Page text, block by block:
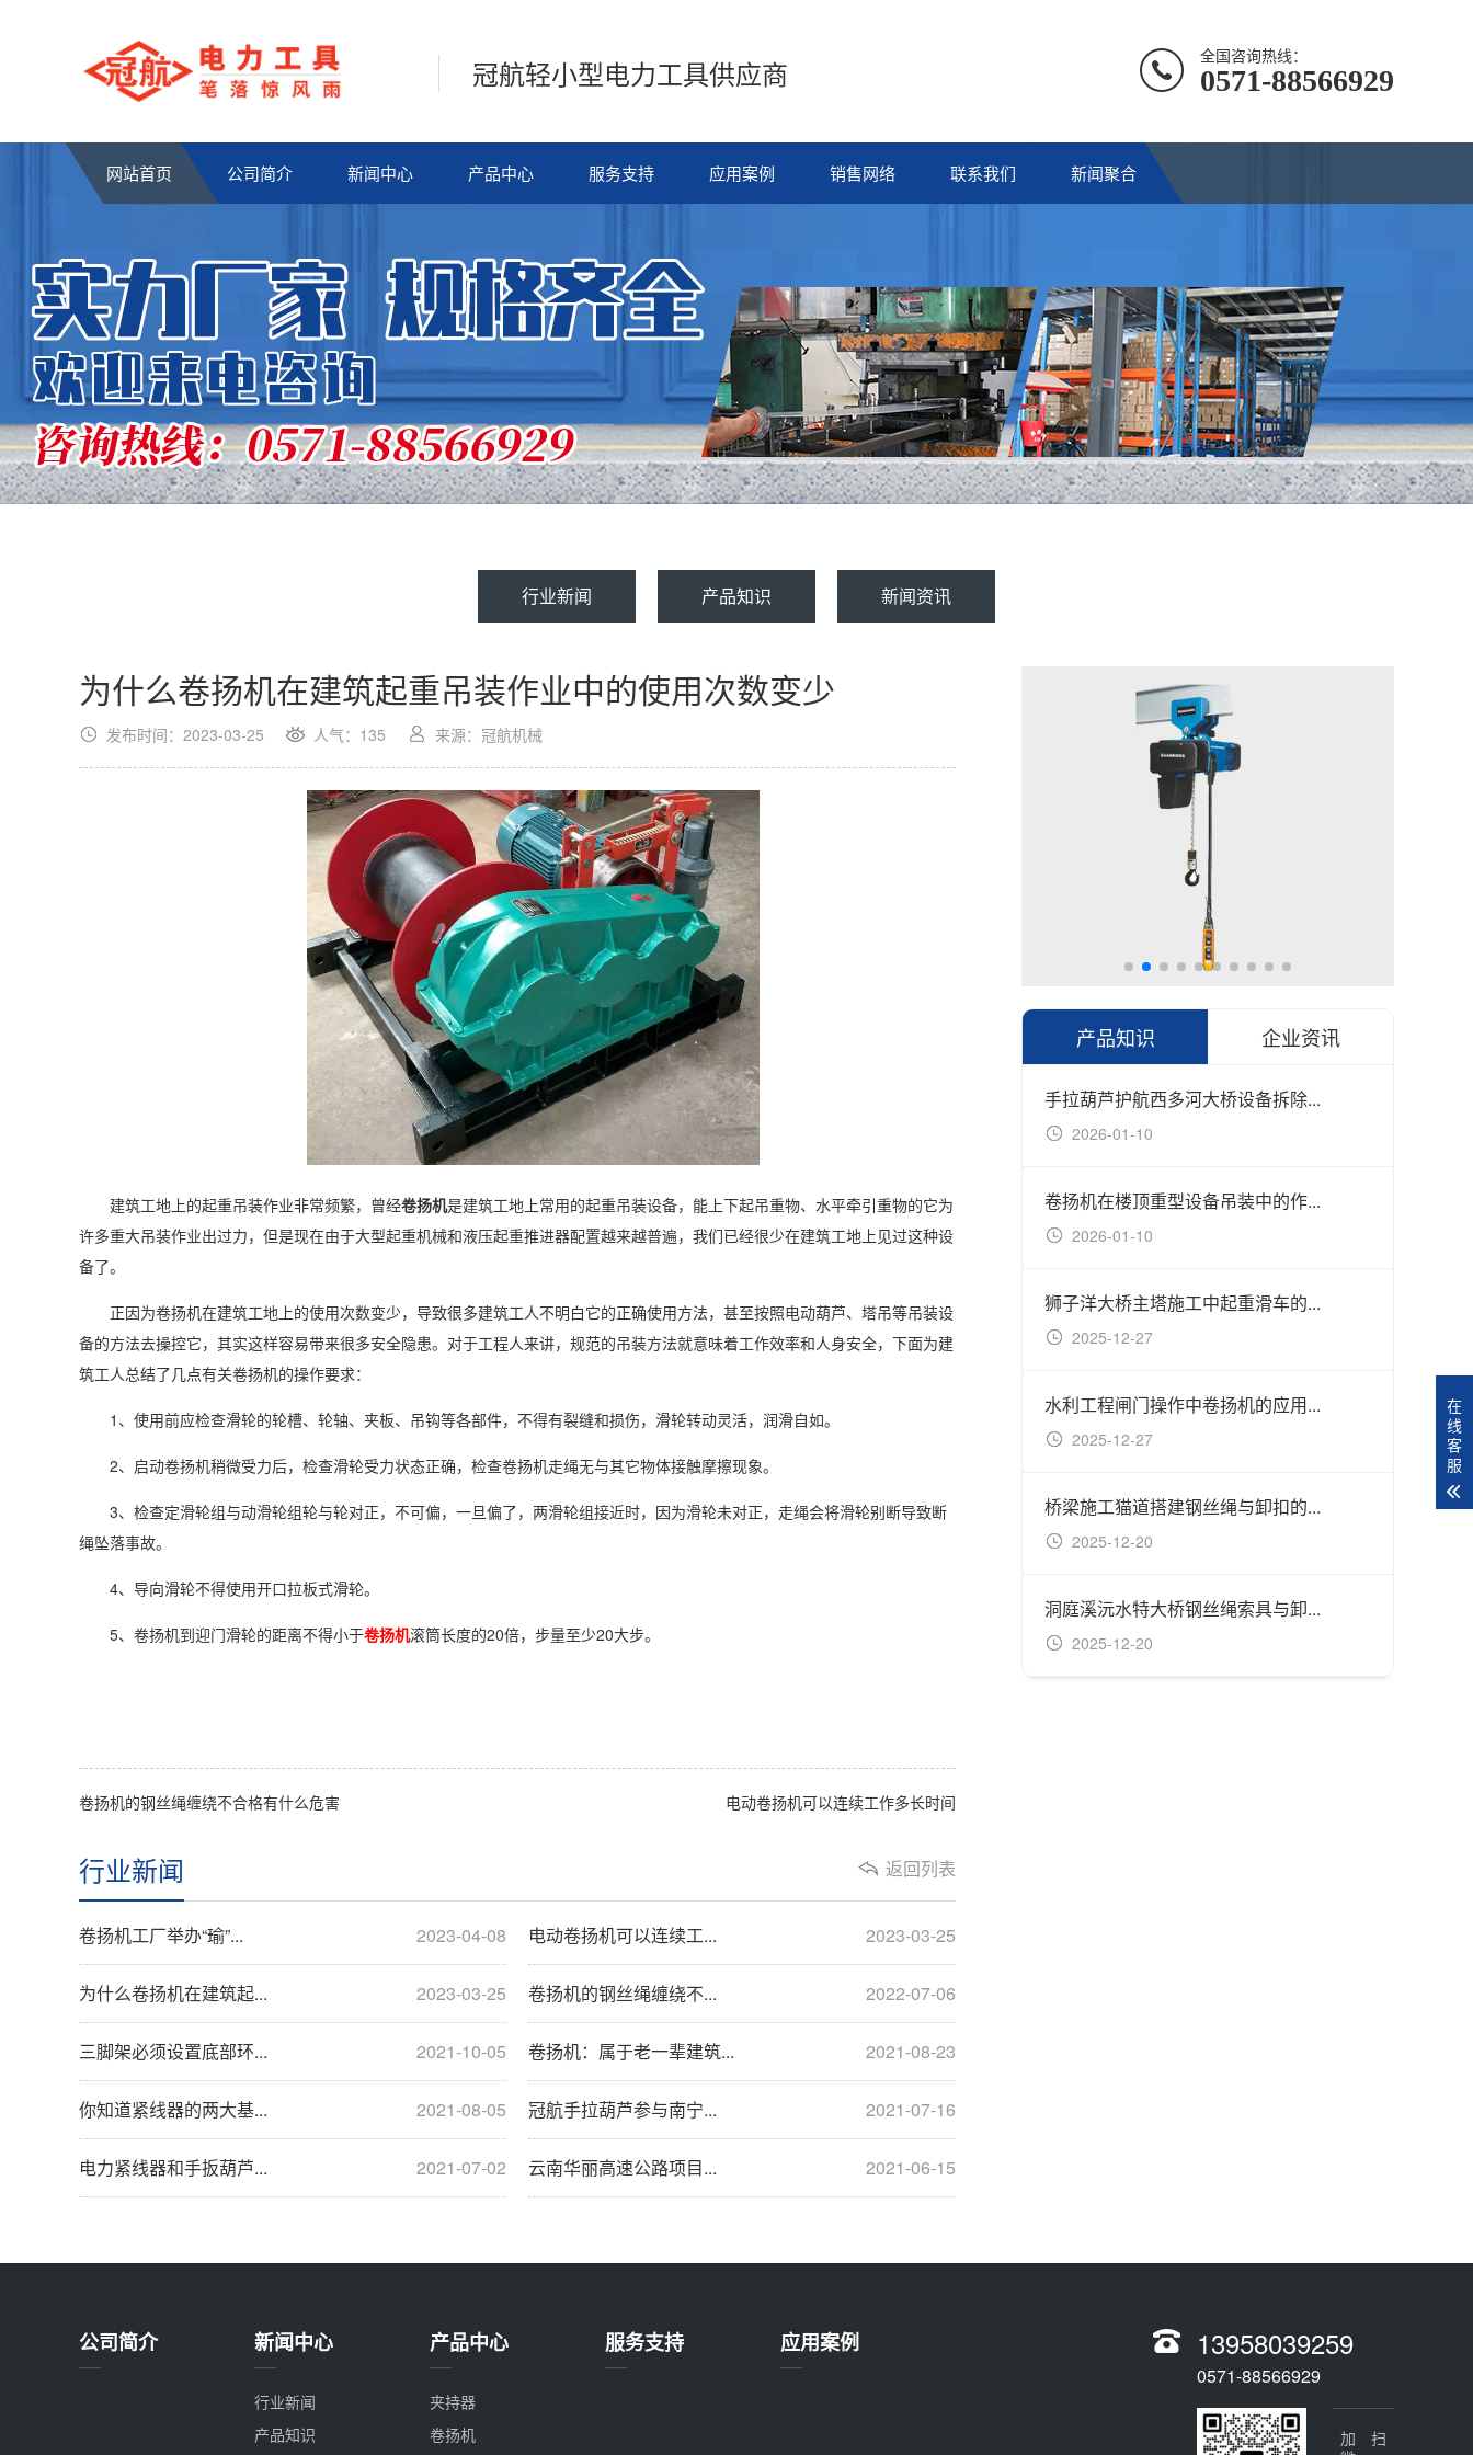
冠航轻小型电力工具供应商 全国咨询热线：
0571-88566929
网站首页 公司简介 新闻中心 产品中心 服务支持 应用案例 销售网络 联系我们 新闻聚合
行业新闻 产品知识 新闻资讯
为什么卷扬机在建筑起重吊装作业中的使用次数变少
发布时间：2023-03-25 人气：135 来源：冠航机械
建筑工地上的起重吊装作业非常频繁，曾经卷扬机是建筑工地上常用的起重吊装设备，能上下起吊重物、水平牵引重物的它为
许多重大吊装作业出过力，但是现在由于大型起重机械和液压起重推进器配置越来越普遍，我们已经很少在建筑工地上见过这种设
备了。
正因为卷扬机在建筑工地上的使用次数变少，导致很多建筑工人不明白它的正确使用方法，甚至按照电动葫芦、塔吊等吊装设
备的方法去操控它，其实这样容易带来很多安全隐患。对于工程人来讲，规范的吊装方法就意味着工作效率和人身安全，下面为建
筑工人总结了几点有关卷扬机的操作要求：
1、使用前应检查滑轮的轮槽、轮轴、夹板、吊钩等各部件，不得有裂缝和损伤，滑轮转动灵活，润滑自如。
2、启动卷扬机稍微受力后，检查滑轮受力状态正确，检查卷扬机走绳无与其它物体接触摩擦现象。
3、检查定滑轮组与动滑轮组轮与轮对正，不可偏，一旦偏了，两滑轮组接近时，因为滑轮未对正，走绳会将滑轮别断导致断
绳坠落事故。
4、导向滑轮不得使用开口拉板式滑轮。
5、卷扬机到迎门滑轮的距离不得小于卷扬机滚筒长度的20倍，步量至少20大步。
卷扬机的钢丝绳缠绕不合格有什么危害 电动卷扬机可以连续工作多长时间
返回列表
行业新闻
2023-04-08
卷扬机工厂举办“瑜”... 2023-03-25
电动卷扬机可以连续工...
2023-03-25
为什么卷扬机在建筑起... 2022-07-06
卷扬机的钢丝绳缠绕不...
2021-10-05
三脚架必须设置底部环... 2021-08-23
卷扬机：属于老一辈建筑...
2021-08-05
你知道紧线器的两大基... 2021-07-16
冠航手拉葫芦参与南宁...
2021-07-02
电力紧线器和手扳葫芦... 2021-06-15
云南华丽高速公路项目...
产品知识 企业资讯
手拉葫芦护航西多河大桥设备拆除...
2026-01-10
卷扬机在楼顶重型设备吊装中的作...
2026-01-10
狮子洋大桥主塔施工中起重滑车的...
2025-12-27
水利工程闸门操作中卷扬机的应用...
2025-12-27
桥梁施工猫道搭建钢丝绳与卸扣的...
2025-12-20
洞庭溪沅水特大桥钢丝绳索具与卸...
2025-12-20
钢
矿
公司简介 新闻中心
行业新闻
产品知识
产品中心
夹持器
卷扬机
服务支持 应用案例 13958039259
0571-88566929
在
线
客
服